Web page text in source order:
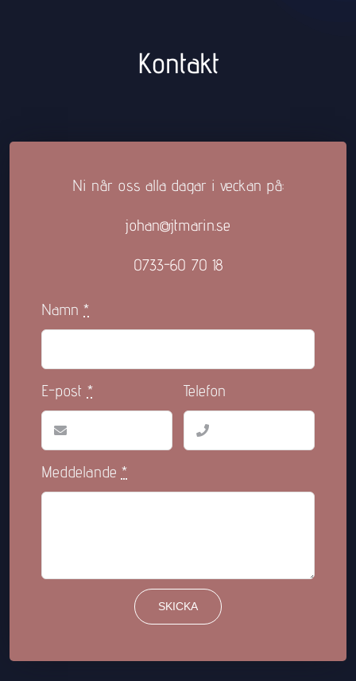
Kontakt
Ni når oss alla dagar i veckan på:
johan@jtmarin.se
0733-60 70 18
Namn*
E-post * Telefon
Meddelande *
SKICKA